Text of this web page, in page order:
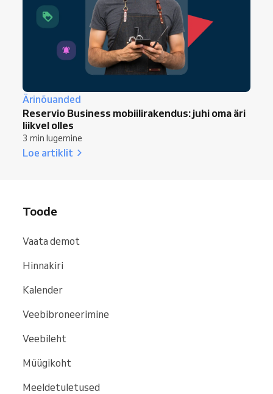
Ärinõuanded
Reservio Business mobiilirakendus: juhi oma äri
liikvel olles
3 min lugemine
Loe artiklit
Toode
Vaata demot
Hinnakiri
Kalender
Veebibroneerimine
Veebileht
Müügikoht
Meeldetuletused